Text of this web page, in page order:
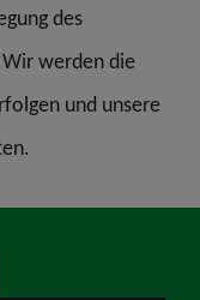
des
werden die
und unsere